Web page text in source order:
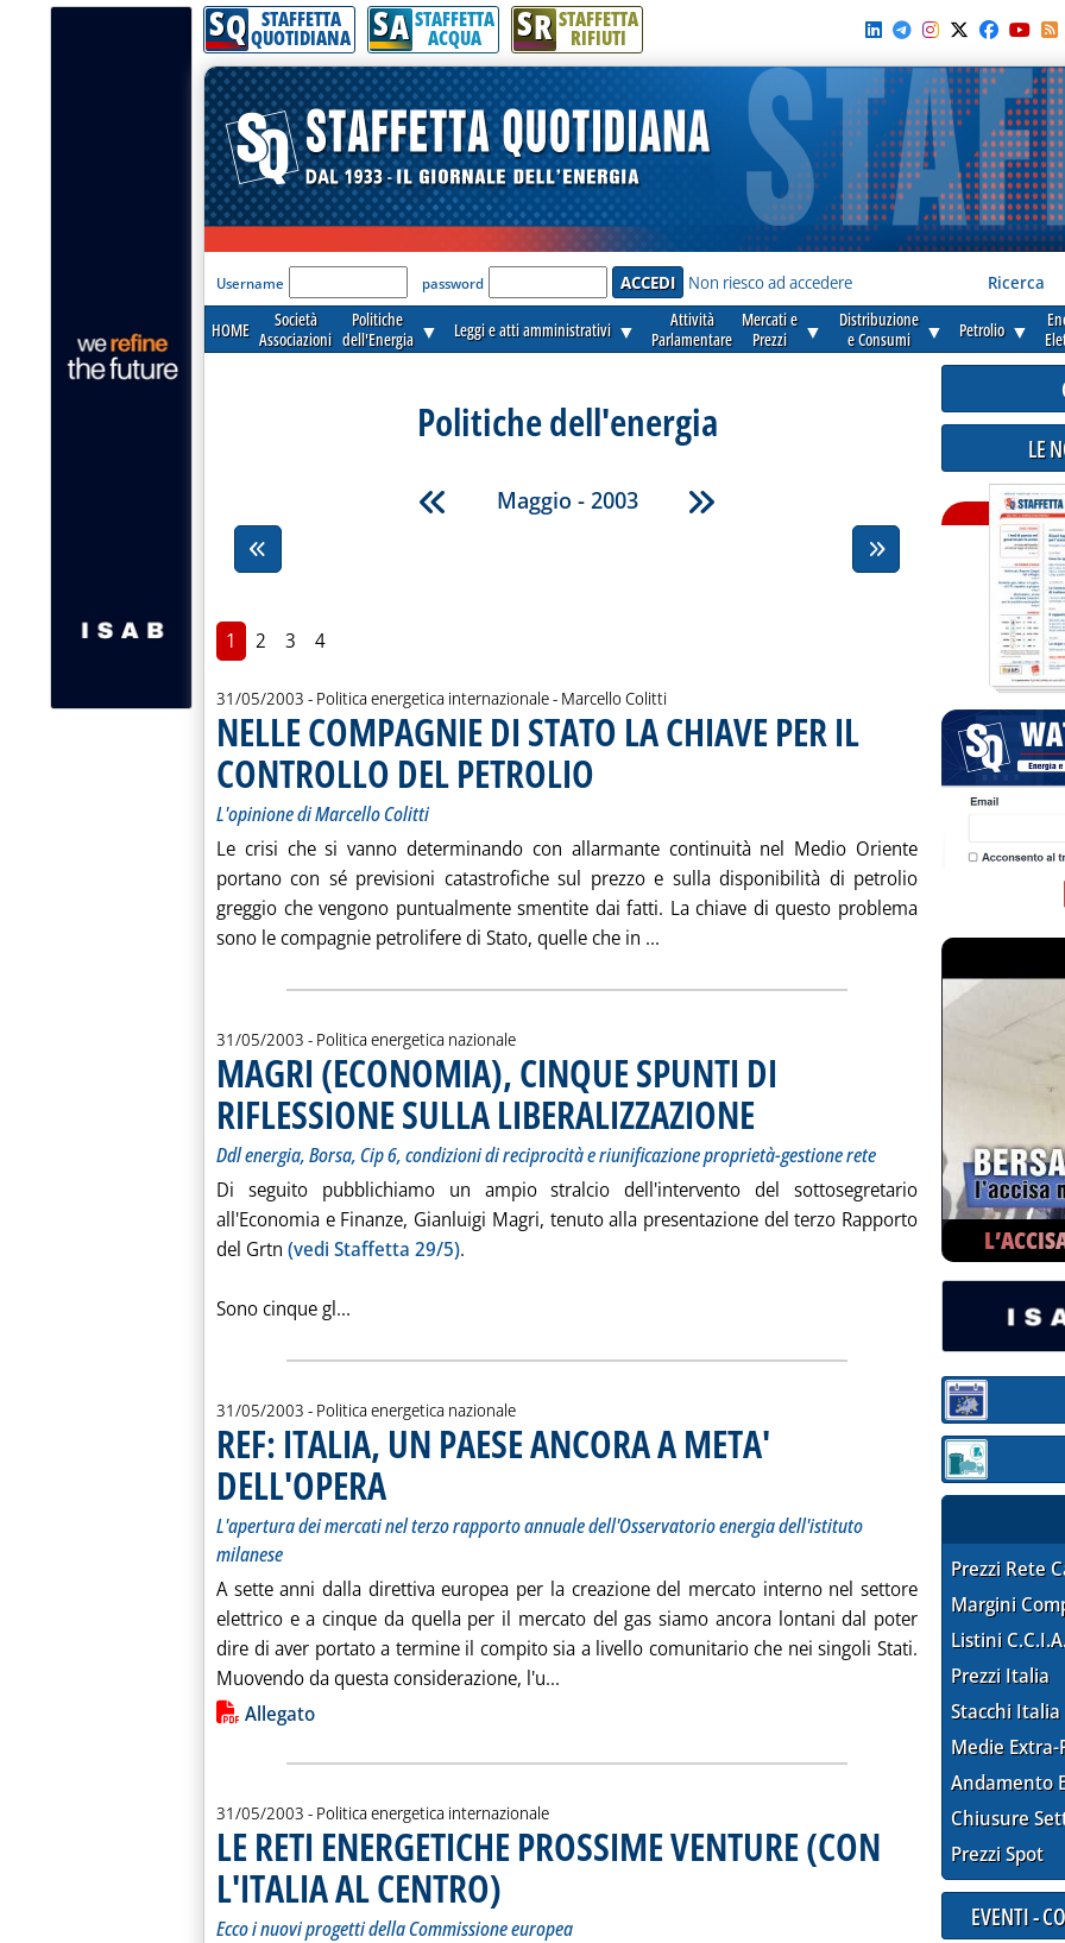
SQ STAFFETTA
QUOTIDIANA SA STAFFETTA
ACQUA SR STAFFETTA
RIFIUTI
'Modulo Login per accedere'
Username password Non riesco ad accedere Ricerca
HOME
Società
Associazioni
Politiche
dell'Energia ▼ Leggi e atti amministrativi ▼
Attività
Parlamentare
Mercati e
Prezzi
▼
Distribuzione
e Consumi
▼ Petrolio ▼
Politiche dell'energia
Maggio - 2003
1 2 3 4
31/05/2003 - Politica energetica internazionale - di:
Marcello Colitti
NELLE COMPAGNIE DI STATO LA CHIAVE PER IL
CONTROLLO DEL PETROLIO
L'opinione di Marcello Colitti
Le crisi che si vanno determinando con allarmante continuità nel Medio Oriente
portano con sé previsioni catastrofiche sul prezzo e sulla disponibilità di petrolio
greggio che vengono puntualmente smentite dai fatti. La chiave di questo problema
sono le compagnie petrolifere di Stato, quelle che in ... Leggi tutta la notizia: 'NELLE COMPAGNIE DI
31/05/2003 - Politica energetica nazionale
MAGRI (ECONOMIA), CINQUE SPUNTI DI
RIFLESSIONE SULLA LIBERALIZZAZIONE . Sottotitolo: Ddl energia, Borsa, Cip 6, condizioni di
Ddl energia, Borsa, Cip 6, condizioni di reciprocità e riunificazione proprietà-gestione rete
Di seguito pubblichiamo un ampio stralcio dell'intervento del sottosegretario
all'Economia e Finanze, Gianluigi Magri, tenuto alla presentazione del terzo Rapporto
del Grtn (vedi Staffetta 29/5).
Sono cinque gl... Leggi tutta la notizia: 'MAGRI (ECONOMIA), CINQUE SPUNTI DI RIFLESSIONE
31/05/2003 - Politica energetica nazionale
REF: ITALIA, UN PAESE ANCORA A META'
DELL'OPERA . Sottotitolo: L'apertura dei mercati nel terzo rapporto annuale dell'Osservatorio energia dell'istituto milanese
L'apertura dei mercati nel terzo rapporto annuale dell'Osservatorio energia dell'istituto
milanese
A sette anni dalla direttiva europea per la creazione del mercato interno nel settore
elettrico e a cinque da quella per il mercato del gas siamo ancora lontani dal poter
dire di aver portato a termine il compito sia a livello comunitario che nei singoli Stati.
Muovendo da questa considerazione, l'u... Leggi tutta la notizia: 'REF: ITALIA, UN PAESE ANCORA A
Lista allegati PDF alla notizia
Allegato
31/05/2003 - Politica energetica internazionale
LE RETI ENERGETICHE PROSSIME VENTURE (CON
L'ITALIA AL CENTRO)
Ecco i nuovi progetti della Commissione europea
LE
Sezione:
Sezione:
Prezzi Rete
Margini
Listini
Prezzi Italia
Stacchi Italia
Medie Extra-
Andamento
Chiusure
Prezzi Spot
EVENTI -